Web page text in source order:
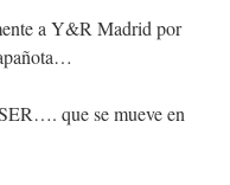
a Y&R Madrid por
que se mueve en